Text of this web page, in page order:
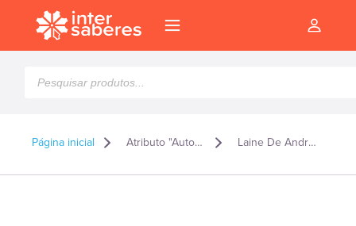
produtos
Página inicial Atributo "Autor" de produto Laine De Andrade E Silva